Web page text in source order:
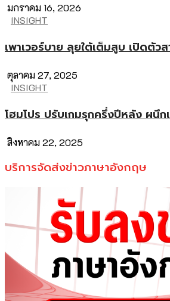
มกราคม 16, 2026
INSIGHT
เพาเวอร์บาย ลุยใต้เต็มสูบ เปิดตัวส
ตุลาคม 27, 2025
INSIGHT
โฮมโปร ปรับเกมรุกครึ่งปีหลัง ผนึก
สิงหาคม 22, 2025
บริการจัดส่งข่าวภาษาอังกฤษ